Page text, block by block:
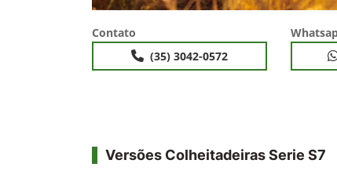
Contato
(35) 3042-0572
Versões Colheitadeiras Serie S7